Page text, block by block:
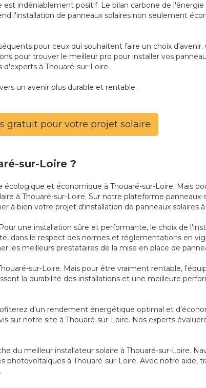
indéniablement positif. Le bilan carbone de
l'installation de panneaux solaires non seulement
pour ceux qui souhaitent faire un choix d'avenir.
pour trouver le meilleur pro pour installer vos
à Thouaré-sur-Loire.
un avenir plus durable et rentable.
gratuit pour votre projet solaire
sur-Loire ?
et économique à Thouaré-sur-Loire. Mais
à Thouaré-sur-Loire. Sur notre plateforme
bien votre projet d'installation de panneaux solaires à
une installation sûre et performante, le choix de
dans le respect des normes et réglementations en
meilleurs prestataires de la mise en place de
sur-Loire. Mais pour être vraiment rentable,
la durabilité des installations et une meilleure
d'un rendement énergétique optimal et
sur notre site à Thouaré-sur-Loire. Nos experts
du meilleur installateur solaire à Thouaré-sur-Loire.
photovoltaïques à Thouaré-sur-Loire. Avec notre aide,